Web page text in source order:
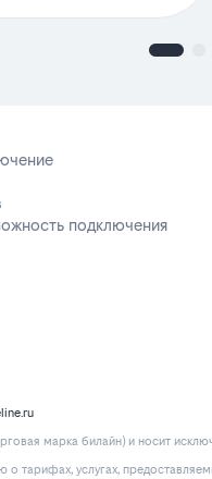
подключения
марка билайн) и носит
услугах,